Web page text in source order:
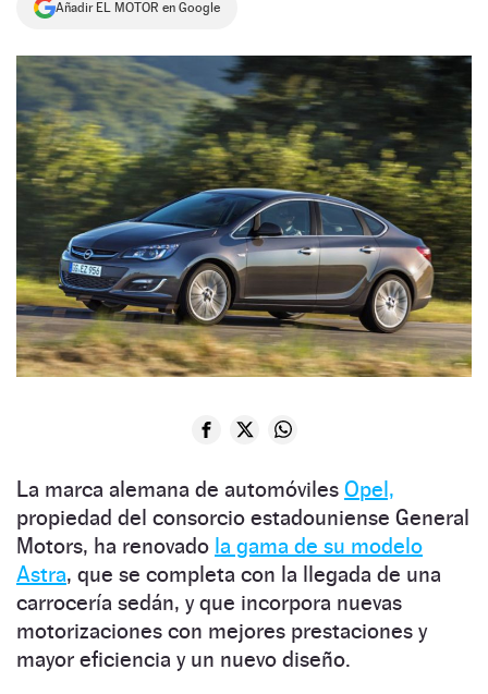
SÍGUENOS
Añadir EL MOTOR en Google
La marca alemana de automóviles Opel,
propiedad del consorcio estadouniense General
Motors, ha renovado la gama de su modelo
Astra, que se completa con la llegada de una
carrocería sedán, y que incorpora nuevas
motorizaciones con mejores prestaciones y
mayor eficiencia y un nuevo diseño.